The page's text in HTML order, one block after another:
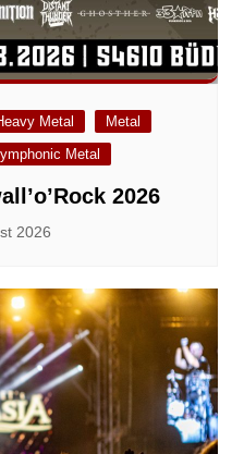
Metal
Metal
Metal
2026
2026